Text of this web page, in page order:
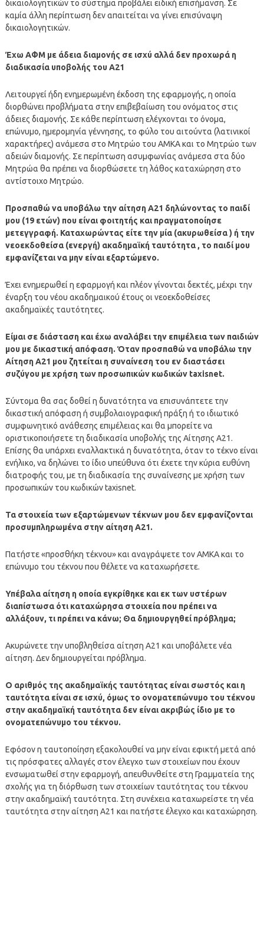
δικαιολογητικών το σύστημα προβάλει ειδική επισήμανση. Σε
καμία άλλη περίπτωση δεν απαιτείται να γίνει επισύναψη
δικαιολογητικών.
Έχω ΑΦΜ με άδεια διαμονής σε ισχύ αλλά δεν προχωρά η
διαδικασία υποβολής του Α21
Λειτουργεί ήδη ενημερωμένη έκδοση της εφαρμογής, η οποία
διορθώνει προβλήματα στην επιβεβαίωση του ονόματος στις
άδειες διαμονής. Σε κάθε περίπτωση ελέγχονται το όνομα,
επώνυμο, ημερομηνία γέννησης, το φύλο του αιτούντα (λατινικοί
χαρακτήρες) ανάμεσα στο Μητρώο του ΑΜΚΑ και το Μητρώο των
αδειών διαμονής. Σε περίπτωση ασυμφωνίας ανάμεσα στα δύο
Μητρώα θα πρέπει να διορθώσετε τη λάθος καταχώρηση στο
αντίστοιχο Μητρώο.
Προσπαθώ να υποβάλω την αίτηση Α21 δηλώνοντας το παιδί
μου (19 ετών) που είναι φοιτητής και πραγματοποίησε
μετεγγραφή. Καταχωρώντας είτε την μία (ακυρωθείσα ) ή την
νεοεκδοθείσα (ενεργή) ακαδημαϊκή ταυτότητα , το παιδί μου
εμφανίζεται να μην είναι εξαρτώμενο.
Έχει ενημερωθεί η εφαρμογή και πλέον γίνονται δεκτές, μέχρι την
έναρξη του νέου ακαδημαικού έτους οι νεοεκδοθείσες
ακαδημαϊκές ταυτότητες.
Είμαι σε διάσταση και έχω αναλάβει την επιμέλεια των παιδιών
μου με δικαστική απόφαση. Όταν προσπαθώ να υποβάλω την
Αίτηση Α21 μου ζητείται η συναίνεση του εν διαστάσει
συζύγου με χρήση των προσωπικών κωδικών taxisnet.
Σύντομα θα σας δοθεί η δυνατότητα να επισυνάπτετε την
δικαστική απόφαση ή συμβολαιογραφική πράξη ή το ιδιωτικό
συμφωνητικό ανάθεσης επιμέλειας και θα μπορείτε να
οριστικοποιήσετε τη διαδικασία υποβολής της Αίτησης Α21.
Επίσης θα υπάρχει εναλλακτικά η δυνατότητα, όταν το τέκνο είναι
ενήλικο, να δηλώνει το ίδιο υπεύθυνα ότι έχετε την κύρια ευθύνη
διατροφής του, με τη διαδικασία της συναίνεσης με χρήση των
προσωπικών του κωδικών taxisnet.
Τα στοιχεία των εξαρτώμενων τέκνων μου δεν εμφανίζονται
προσυμπληρωμένα στην αίτηση Α21.
Πατήστε «προσθήκη τέκνου» και αναγράψετε τον ΑΜΚΑ και το
επώνυμο του τέκνου που θέλετε να καταχωρήσετε.
Υπέβαλα αίτηση η οποία εγκρίθηκε και εκ των υστέρων
διαπίστωσα ότι καταχώρησα στοιχεία που πρέπει να
αλλάξουν, τι πρέπει να κάνω; Θα δημιουργηθεί πρόβλημα;
Ακυρώνετε την υποβληθείσα αίτηση Α21 και υποβάλετε νέα
αίτηση. Δεν δημιουργείται πρόβλημα.
Ο αριθμός της ακαδημαϊκής ταυτότητας είναι σωστός και η
ταυτότητα είναι σε ισχύ, όμως το ονοματεπώνυμο του τέκνου
στην ακαδημαϊκή ταυτότητα δεν είναι ακριβώς ίδιο με το
ονοματεπώνυμο του τέκνου.
Εφόσον η ταυτοποίηση εξακολουθεί να μην είναι εφικτή μετά από
τις πρόσφατες αλλαγές στον έλεγχο των στοιχείων που έχουν
ενσωματωθεί στην εφαρμογή, απευθυνθείτε στη Γραμματεία της
σχολής για τη διόρθωση των στοιχείων ταυτότητας του τέκνου
στην ακαδημαϊκή ταυτότητα. Στη συνέχεια καταχωρείστε τη νέα
ταυτότητα στην αίτηση Α21 και πατήστε έλεγχο και καταχώρηση.